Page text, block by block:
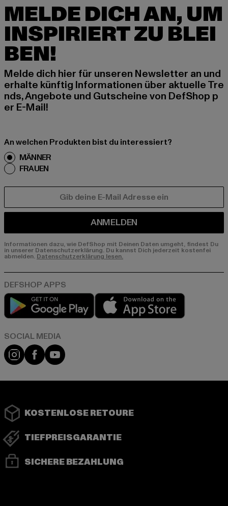
MELDE DICH AN, UM
INSPIRIERT ZU BLEI
BEN!
Melde dich hier für unseren Newsletter an und
erhalte künftig Informationen über aktuelle Tre
nds, Angebote und Gutscheine von DefShop p
er E-Mail!
An welchen Produkten bist du interessiert?
MÄNNER
FRAUEN
ANMELDEN
Informationen dazu, wie DefShop mit Deinen Daten umgeht, findest Du
in unserer Datenschutzerklärung. Du kannst Dich jederzeit kostenfei
abmelden. Datenschutzerklärung lesen.
Play market
Instagram
FacebookYouTube
KOSTENLOSE RETOURE
TIEFPREISGARANTIE
SICHERE BEZAHLUNG